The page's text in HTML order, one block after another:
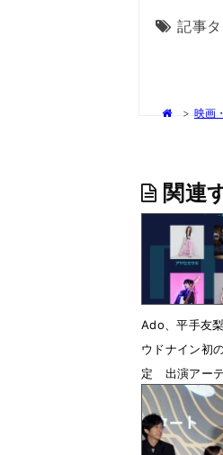
記事
> 映画
関連
Ado、平手友
ウドナイン初
定 出演アー
6月19日 19時